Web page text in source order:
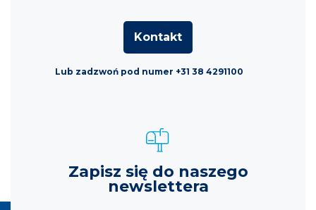
Kontakt
Lub zadzwoń pod numer +31 38 4291100
Zapisz się do naszego
newslettera